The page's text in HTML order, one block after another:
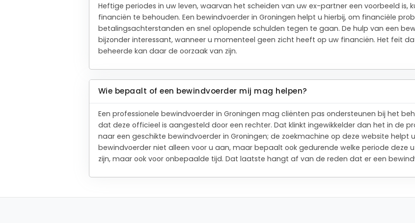
Heftige periodes in uw leven, waarvan het scheiden van uw ex-partner een voorbeeld is,
financiën te behouden. Een bewindvoerder in Groningen helpt u hierbij, om financiële
betalingsachterstanden en snel oplopende schulden tegen te gaan. De hulp van een
bijzonder interessant, wanneer u momenteel geen zicht heeft op uw financiën. Het feit
beheerde kan daar de oorzaak van zijn.
Wie bepaalt of een bewindvoerder mij mag helpen?
Een professionele bewindvoerder in Groningen mag cliënten pas ondersteunen bij het
dat deze officieel is aangesteld door een rechter. Dat klinkt ingewikkelder dan het in de
naar een geschikte bewindvoerder in Groningen; de zoekmachine op deze website helpt
bewindvoerder niet alleen voor u aan, maar bepaalt ook gedurende welke periode deze
zijn, maar ook voor onbepaalde tijd. Dat laatste hangt af van de reden dat er een